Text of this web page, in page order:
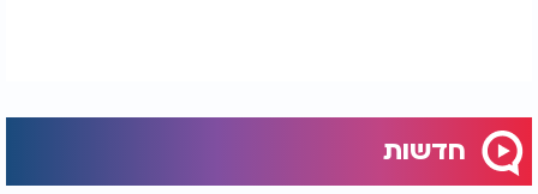
חדשות